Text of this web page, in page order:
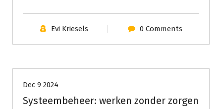
Evi Kriesels 0 Comments
Dec 9 2024
Systeembeheer: werken zonder zorgen